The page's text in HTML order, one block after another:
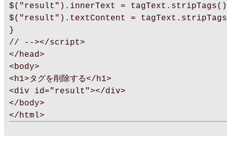
$("result").innerText =
$("result").textContent =
}
// --></script>
</head>
<body>
<h1>タグを削除する</h1>
<div id="result"></div>
</body>
</html>